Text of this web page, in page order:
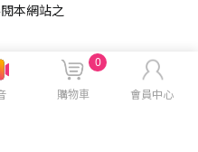
本網站之
購物車
0
會員中心